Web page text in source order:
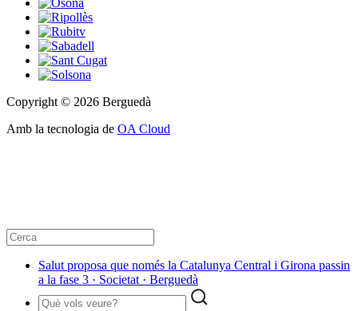
Copyright © 2026 Berguedà
Amb la tecnologia de OA Cloud
Salut proposa que només la Catalunya Central i Girona passin
a la fase 3 · Societat · Berguedà